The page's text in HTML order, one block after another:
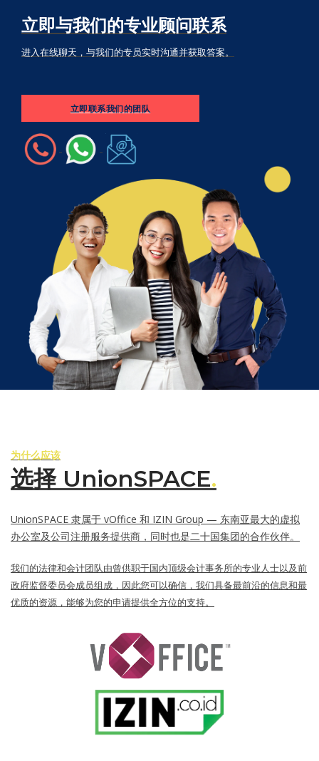
立即与我们的专业顾问联系
进入在线聊天，与我们的专员实时沟通并获取答案。
立即联系我们的团队
为什么应该
选择 UnionSPACE.
UnionSPACE 隶属于 vOffice 和 IZIN Group — 东南亚最大的虚拟
办公室及公司注册服务提供商，同时也是二十国集团的合作伙伴。
我们的法律和会计团队由曾供职于国内顶级会计事务所的专业人士以及前
政府监督委员会成员组成，因此您可以确信，我们具备最前沿的信息和最
优质的资源，能够为您的申请提供全方位的支持。